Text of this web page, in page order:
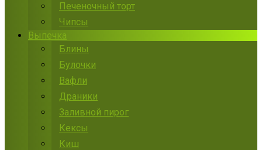
Печеночный торт
Чипсы
Выпечка
Блины
Булочки
Вафли
Драники
Заливной пирог
Кексы
Киш